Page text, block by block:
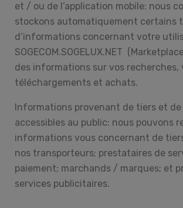
et / ou de l’application mobile: nous
stockons automatiquement certains
d’informations concernant votre
SOGECOM.SOGELUX.NET
des informations sur vos recherches,
téléchargements et achats.
Informations provenant de tiers et de
accessibles au public: nous pouvons
informations vous concernant de
nos transporteurs; prestataires de
paiement; marchands / marques; et
services publicitaires.